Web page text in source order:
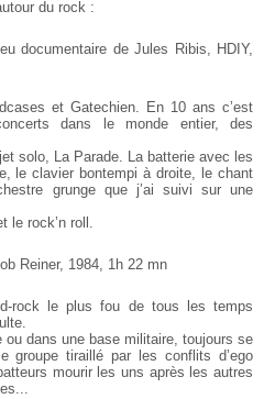
du rock :
documentaire de Jules Ribis, HDIY,
et Gatechien. En 10 ans c’est
dans le monde entier, des
solo, La Parade. La batterie avec les
le clavier bontempi à droite, le chant
grunge que j’ai suivi sur une
le rock’n roll.
Reiner, 1984, 1h 22 mn
rock le plus fou de tous les temps
dans une base militaire, toujours se
groupe tiraillé par les conflits d’ego
mourir les uns après les autres